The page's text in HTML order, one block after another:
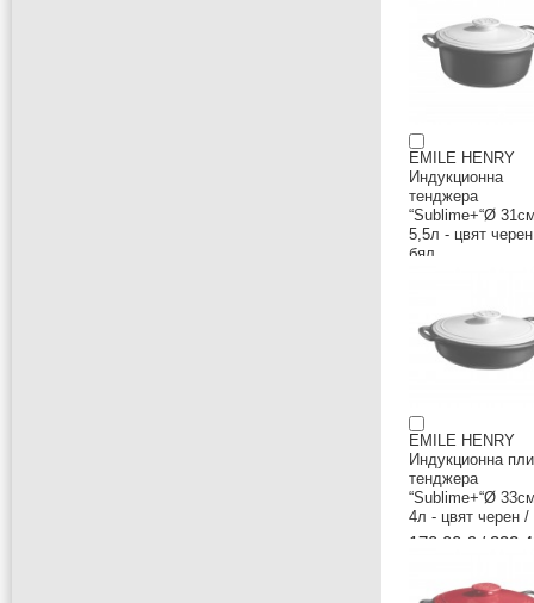
EMILE HENRY
Индукционна
тенджера
“Sublime+“Ø
5,5л - цвят
бял
EMILE HENRY
Индукционна
тенджера
“Sublime+“Ø
4л - цвят черен /
170,00 € /